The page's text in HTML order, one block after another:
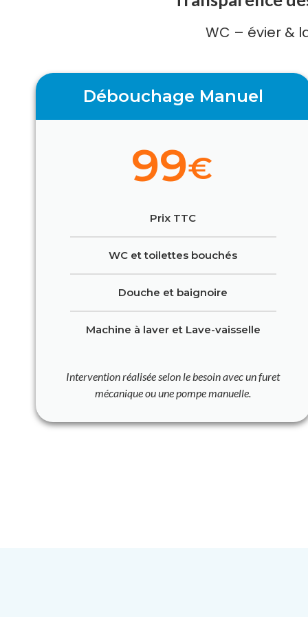
WC – évier &
Débouchage Manuel
99€
Prix TTC
WC et toilettes bouchés
Douche et baignoire
Machine à laver et Lave-vaisselle
Intervention réalisée selon le besoin avec un furet
mécanique ou une pompe manuelle.